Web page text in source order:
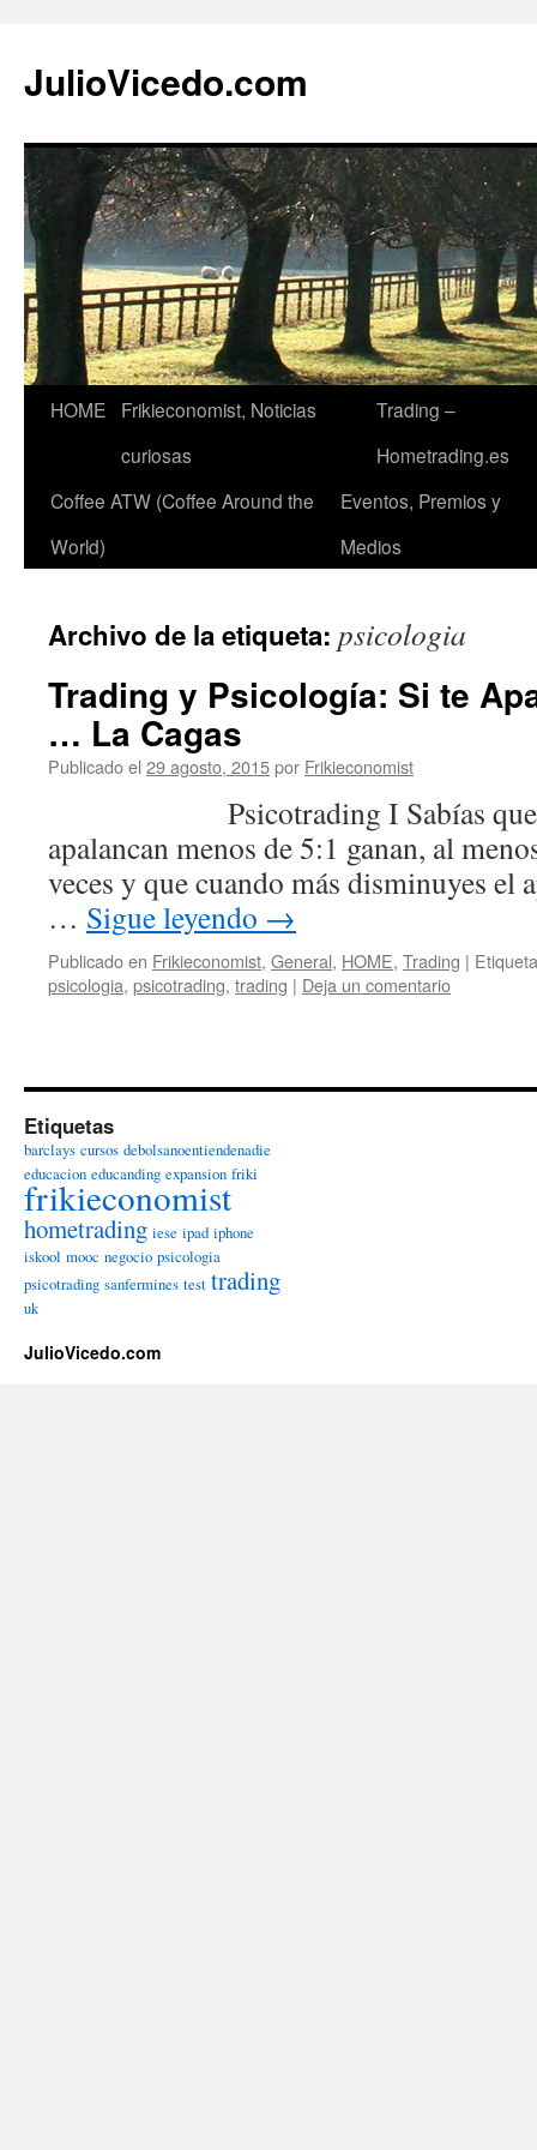
JulioVicedo.com
Saltar
contenido
HOME
Frikieconomist, Noticias
curiosas
Trading –
Hometrading.es
Coffee ATW (Coffee Around the
World)
Eventos, Premios y
Medios
Archivo de la etiqueta: psicologia
Trading y Psicología: Si te
… La Cagas
Publicado el 29 agosto, 2015por Frikieconomist
Psicotrading I Sabías que los
apalancan menos de 5:1 ganan, al
veces y que cuando más disminuyes
… Sigue leyendo →
Publicado en Frikieconomist, General, HOME, Trading |
psicologia, psicotrading, trading | Deja un comentario
Etiquetas
barclays cursos debolsanoentiendenadie
educacion educanding expansion friki
frikieconomist
hometrading iese ipad iphone
iskool mooc negocio psicologia
psicotrading sanfermines test trading
uk
JulioVicedo.com